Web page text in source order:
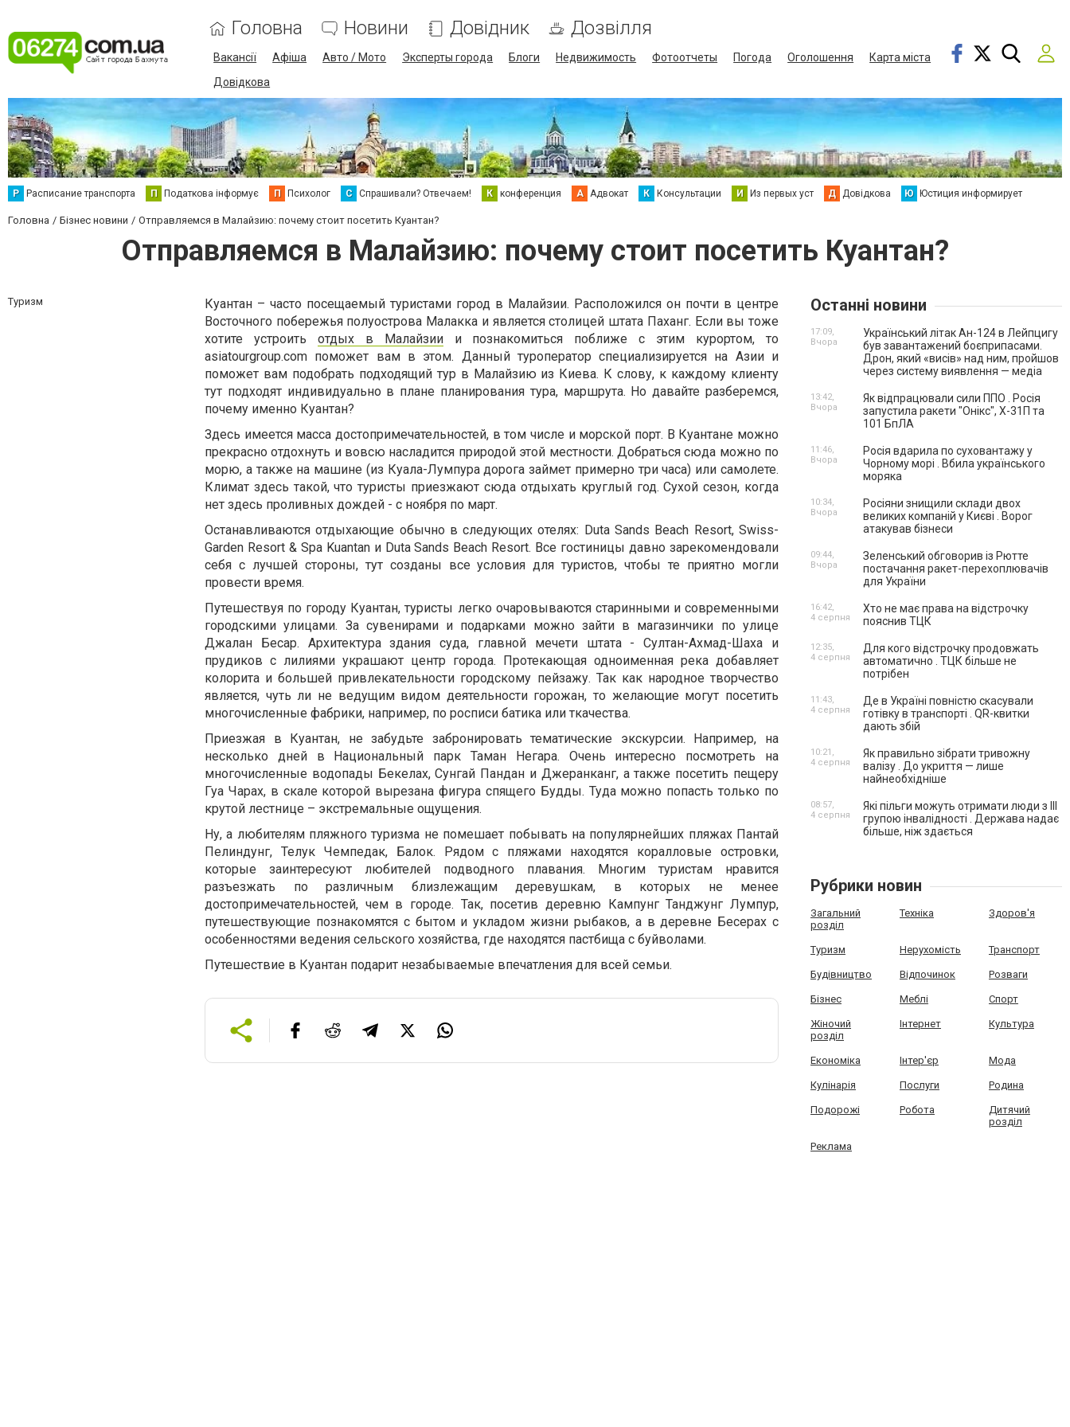
Головна Новини Довідник Дозвілля
Вакансії Афіша Авто / Мото Эксперты города Блоги Недвижимость Фотоотчеты Погода Оголошення
Карта міста
Довідкова
Р Расписание транспорта П Податкова інформує П Психолог С Спрашивали? Отвечаем! К конференция А Адвокат К Консультации И Из первых уст Д Довідкова Ю Юстиция информирует
Головна Бізнес новини Отправляемся в Малайзию: почему стоит посетить Куантан?
Отправляемся в Малайзию: почему стоит посетить Куантан?
Туризм
Куантан – часто посещаемый туристами город в Малайзии. Расположился он почти в центре
Восточного побережья полуострова Малакка и является столицей штата Паханг. Если вы тоже
хотите устроить отдых в Малайзиии познакомиться поближе с этим курортом, то
asiatourgroup.com поможет вам в этом. Данный туроператор специализируется на Азии и
поможет вам подобрать подходящий тур в Малайзию из Киева. К слову, к каждому клиенту
тут подходят индивидуально в плане планирования тура, маршрута. Но давайте разберемся,
почему именно Куантан?
Здесь имеется масса достопримечательностей, в том числе и морской порт. В Куантане можно
прекрасно отдохнуть и вовсю насладится природой этой местности. Добраться сюда можно по
морю, а также на машине (из Куала-Лумпура дорога займет примерно три часа) или самолете.
Климат здесь такой, что туристы приезжают сюда отдыхать круглый год. Сухой сезон, когда
нет здесь проливных дождей - с ноября по март.
Останавливаются отдыхающие обычно в следующих отелях: Duta Sands Beach Resort, Swiss-
Garden Resort & Spa Kuantan и Duta Sands Beach Resort. Все гостиницы давно зарекомендовали
себя с лучшей стороны, тут созданы все условия для туристов, чтобы те приятно могли
провести время.
Путешествуя по городу Куантан, туристы легко очаровываются старинными и современными
городскими улицами. За сувенирами и подарками можно зайти в магазинчики по улице
Джалан Бесар. Архитектура здания суда, главной мечети штата - Султан-Ахмад-Шаха и
прудиков с лилиями украшают центр города. Протекающая одноименная река добавляет
колорита и большей привлекательности городскому пейзажу. Так как народное творчество
является, чуть ли не ведущим видом деятельности горожан, то желающие могут посетить
многочисленные фабрики, например, по росписи батика или ткачества.
Приезжая в Куантан, не забудьте забронировать тематические экскурсии. Например, на
несколько дней в Национальный парк Таман Негара. Очень интересно посмотреть на
многочисленные водопады Бекелах, Сунгай Пандан и Джеранканг, а также посетить пещеру
Гуа Чарах, в скале которой вырезана фигура спящего Будды. Туда можно попасть только по
крутой лестнице – экстремальные ощущения.
Ну, а любителям пляжного туризма не помешает побывать на популярнейших пляжах Пантай
Пелиндунг, Телук Чемпедак, Балок. Рядом с пляжами находятся коралловые островки,
которые заинтересуют любителей подводного плавания. Многим туристам нравится
разъезжать по различным близлежащим деревушкам, в которых не менее
достопримечательностей, чем в городе. Так, посетив деревню Кампунг Танджунг Лумпур,
путешествующие познакомятся с бытом и укладом жизни рыбаков, а в деревне Бесерах с
особенностями ведения сельского хозяйства, где находятся пастбища с буйволами.
Путешествие в Куантан подарит незабываемые впечатления для всей семьи.
Останні новини
Український літак Ан-124 в Лейпцигу
був завантажений боєприпасами.
Дрон, який «висів» над ним, пройшов
через систему виявлення — медіа
17:09,
Вчора
Як відпрацювали сили ППО . Росія
запустила ракети "Онікс", Х-31П та
101 БпЛА
13:42,
Вчора
Росія вдарила по суховантажу у
Чорному морі . Вбила українського
моряка
11:46,
Вчора
Росіяни знищили склади двох
великих компаній у Києві . Ворог
атакував бізнеси
10:34,
Вчора
Зеленський обговорив із Рютте
постачання ракет-перехоплювачів
для України
09:44,
Вчора
Хто не має права на відстрочку
пояснив ТЦК
16:42,
4 серпня
Для кого відстрочку продовжать
автоматично . ТЦК більше не
потрібен
12:35,
4 серпня
Де в Україні повністю скасували
готівку в транспорті . QR-квитки
дають збій
11:43,
4 серпня
Як правильно зібрати тривожну
валізу . До укриття — лише
найнеобхідніше
10:21,
4 серпня
Які пільги можуть отримати люди з III
групою інвалідності . Держава надає
більше, ніж здається
08:57,
4 серпня
Рубрики новин
Загальний
розділ
Техніка Здоров'я
Туризм Нерухомість Транспорт
Будівництво Відпочинок Розваги
Бізнес Меблі Спорт
Жіночий
розділ
Інтернет Культура
Економіка Інтер'єр Мода
Кулінарія Послуги Родина
Подорожі Робота
Дитячий
розділ
Реклама